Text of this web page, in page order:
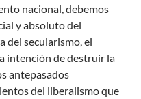
nacional, debemos
y absoluto del
del secularismo, el
intención de destruir la
antepasados
del liberalismo que